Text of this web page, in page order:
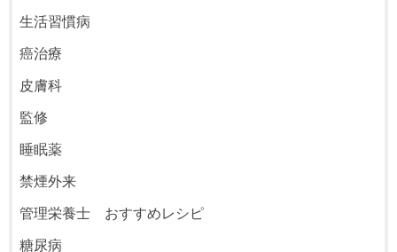
生活習慣病
癌治療
皮膚科
監修
睡眠薬
禁煙外来
管理栄養士 おすすめレシピ
糖尿病